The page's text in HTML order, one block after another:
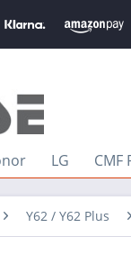
LG CMF
Y62 / Y62 Plus